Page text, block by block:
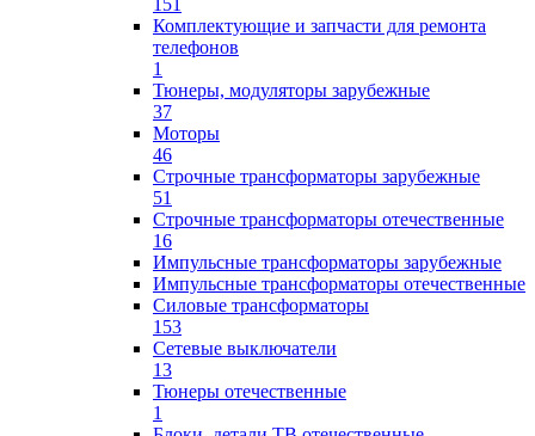
Комплектующие и запчасти для ремонта
телефонов
1
Тюнеры, модуляторы зарубежные
37
Моторы
46
Строчные трансформаторы зарубежные
51
Строчные трансформаторы отечественные
16
Импульсные трансформаторы зарубежные
Импульсные трансформаторы отечественные
Силовые трансформаторы
153
Сетевые выключатели
13
Тюнеры отечественные
1